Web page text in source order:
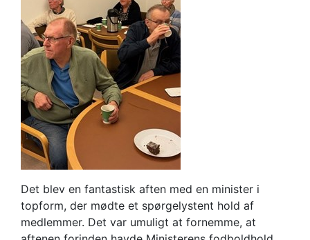
Det blev en fantastisk aften med en minister i
topform, der mødte et spørgelystent hold af
medlemmer. Det var umuligt at fornemme, at